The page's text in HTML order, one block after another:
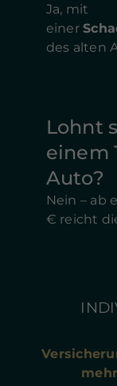
Ja, mit
einer
des alten
Lohnt
einem
Auto?
Nein – ab
€ reicht